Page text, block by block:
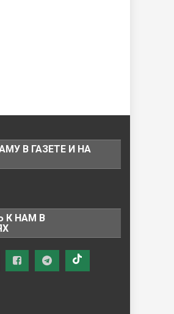
В ГАЗЕТЕ И НА
К НАМ В